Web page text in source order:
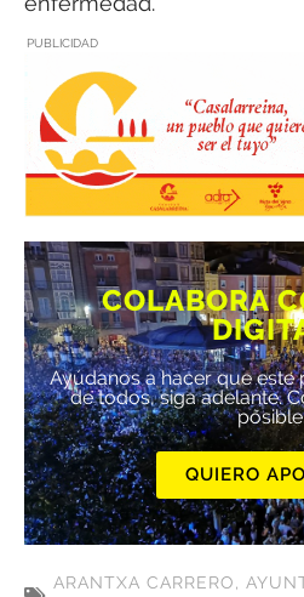
PUBLICIDAD
COLABORA
Ayúdanos a hacer que
de todos, siga adelante.
QUIERO
ARANTXA CARRERO,